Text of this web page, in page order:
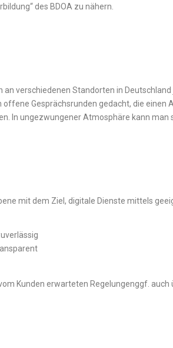
des BDOA zu nähern.
verschiedenen Standorten in
Gesprächsrunden gedacht, die einen
In ungezwungener Atmosphäre kann man
mit dem Ziel, digitale Dienste mittels
Kunden erwarteten Regelungenggf.